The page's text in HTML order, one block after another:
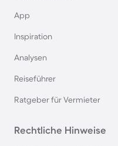
App
Inspiration
Analysen
Reiseführer
Ratgeber für Vermieter
Rechtliche Hinweise